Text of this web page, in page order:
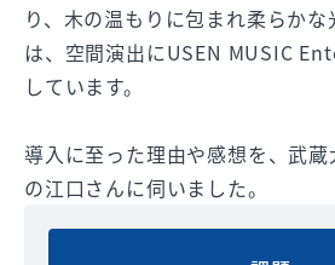
り、木の温もりに包まれ柔らか
は、空間演出にUSEN MUSIC
しています。
導入に至った理由や感想を、武
の江口さんに伺いました。